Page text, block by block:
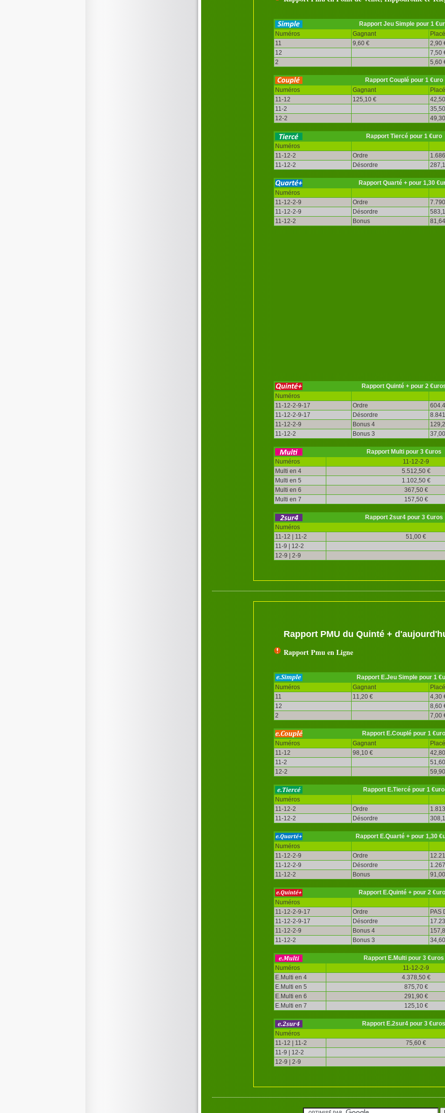
Rapport Jeu Simple pour 1
Numéros
Gagnant
Placé
11
9,60 €
2,90
12
7,50
2
5,60
Rapport Couplé pour 1 €uro
Numéros
Gagnant
Placé
11-12
125,10 €
11-2
12-2
Rapport Tiercé pour 1 €uro
Numéros
11-12-2
Ordre
11-12-2
Désordre
Rapport Quarté + pour 1,30
Numéros
11-12-2-9
Ordre
11-12-2-9
Désordre
11-12-2
Bonus
Rapport Quinté + pour 2
Numéros
11-12-2-9-17
Ordre
11-12-2-9-17
Désordre
11-12-2-9
Bonus 4
11-12-2
Bonus 3
Rapport Multi pour 3 €uros
Numéros
11-12-2-9
Multi en 4
5.512,50 €
Multi en 5
1.102,50 €
Multi en 6
367,50 €
Multi en 7
157,50 €
Rapport 2sur4 pour 3 €uros
Numéros
11-12 | 11-2
51,00 €
11-9 | 12-2
12-9 | 2-9
Rapport PMU du Quinté +
Rapport Pmu en Ligne
Rapport E.Jeu Simple pour 1
Numéros
Gagnant
Placé
11
11,20 €
4,30
12
8,60
2
7,00
Rapport E.Couplé pour 1 €uro
Numéros
Gagnant
Placé
11-12
98,10 €
11-2
12-2
Rapport E.Tiercé pour 1 €uro
Numéros
11-12-2
Ordre
11-12-2
Désordre
Rapport E.Quarté + pour 1,30
Numéros
11-12-2-9
Ordre
11-12-2-9
Désordre
11-12-2
Bonus
Rapport E.Quinté + pour 2
Numéros
11-12-2-9-17
Ordre
PAS
11-12-2-9-17
Désordre
11-12-2-9
Bonus 4
11-12-2
Bonus 3
Rapport E.Multi pour 3 €uros
Numéros
11-12-2-9
E.Multi en 4
4.378,50 €
E.Multi en 5
875,70 €
E.Multi en 6
291,90 €
E.Multi en 7
125,10 €
Rapport E.2sur4 pour 3 €uros
Numéros
11-12 | 11-2
75,60 €
11-9 | 12-2
12-9 | 2-9